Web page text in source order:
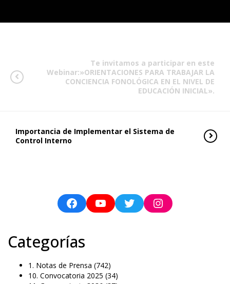
Te invitamos a participar en este
Webinar:»ORIENTACIONES PARA TRABAJAR LA
CONCIENCIA FONOLÓGICA EN EL NIVEL DE
EDUCACIÓN INICIAL».
Importancia de Implementar el Sistema de
Control Interno
Categorías
1. Notas de Prensa (742)
10. Convocatoria 2025 (34)